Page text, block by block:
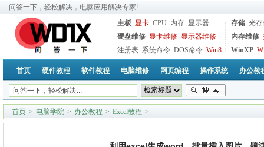
问答一下，轻松解决，电脑应用解决专家!
主板 显卡 CPU 内存 显示器
硬盘维修 显卡维修 显示器维修
注册表 系统命令 DOS命令 Win8
存储 光
内存维修
WinXP
首页 硬件教程 软件教程 电脑维修 网页编程 操作系统 办公教
首页 > 电脑学院 > 办公教程 > Excel教程 >